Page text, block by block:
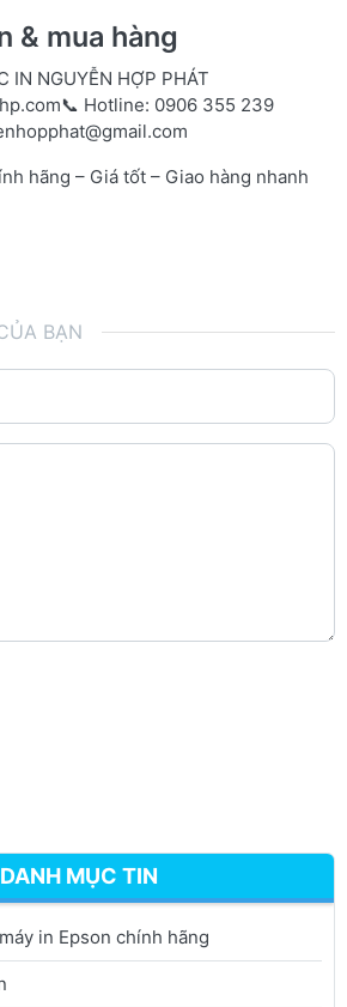
& mua hàng
IN NGUYỄN HỢP PHÁT
📞 Hotline: 0906 355 239
hãng – Giá tốt – Giao hàng nhanh
BẠN
DANH MỤC TIN
in Epson chính hãng